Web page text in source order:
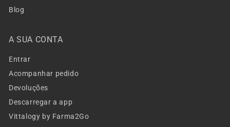
Blog
A SUA CONTA
Entrar
Acompanhar pedido
Devoluções
Descarregar a app
Vittalogy by Farma2Go